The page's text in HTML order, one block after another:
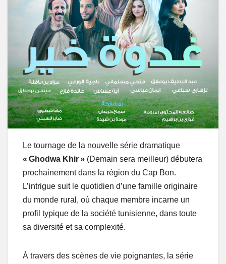
Le tournage de la nouvelle série dramatique
« Ghodwa Khir » (Demain sera meilleur) débutera
prochainement dans la région du Cap Bon.
L’intrigue suit le quotidien d’une famille originaire
du monde rural, où chaque membre incarne un
profil typique de la société tunisienne, dans toute
sa diversité et sa complexité.
À travers des scènes de vie poignantes, la série